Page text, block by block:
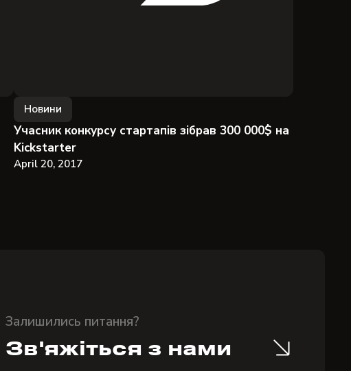
Новини
Учасник конкурсу стартапів зібрав 300 000$ на
Kickstarter
April 20, 2017
Залишились питання?
Зв'яжіться з нами